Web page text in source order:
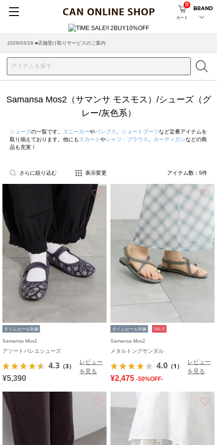
カート
0
BRAND
2026/03/18 ■店舗受け取りサービスのご案内
Samansa Mos2（サマンサ モスモス）/シューズ（グ
レー/灰色系）
シューズの一覧です。 スニーカーやパンプス ショートブーツなど定番アイテムを
取り揃えております。他にも スカート やシャツ・ブラウス カーディガンなどの商
品も充実！
さらに絞り込む 表示変更 アイテム数： 5件
タイムセール対象
Samansa Mos2
アソートバレエシューズ
4.3 （3）
レビュー
を見る
¥5,390
タイムセール対象 SALE
Samansa Mos2
メタルトングサンダル
4.0 （1）
レビュー
を見る
¥2,475 -50%OFF-